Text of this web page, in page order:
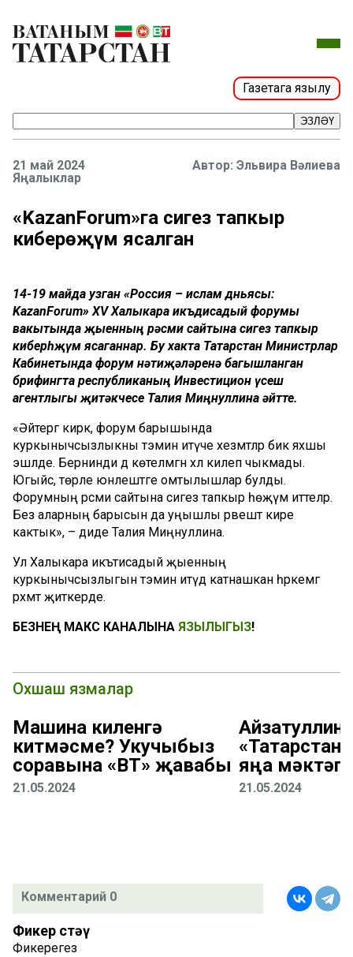
Газетага язылу
ЭЗЛӘҮ
21 май 2024
Яңалыклар
Эльвира Вәлиева
«KazanForum»га сигез тапкыр
киберһөҗүм ясалган
14-19 майда узган «Россия – ислам дөньясы:
KazanForum» XV Халыкара икъдисадый форумы
вакытында җыенның рәсми сайтына сигез тапкыр
киберһөҗүм ясаганнар. Бу хакта Татарстан Министрлар
Кабинетында форум нәтиҗәләренә багышланган
брифингта республиканың Инвестицион үсеш
агентлыгы җитәкчесе Талия Миңнуллина әйтте.
«Әйтергә кирәк, форум барышында
куркынычсызлыкны тәэмин итүче хезмәтләр бик яхшы
эшләде. Бернинди дә көтелмәгән хәл килеп чыкмады.
Югыйсә, төрле юнәлештәге омтылышлар булды.
Форумның рәсми сайтына сигез тапкыр һөҗүм иттеләр.
Без аларның барысын да уңышлы рәвештә кире
кактык», – диде Талия Миңнуллина.
Ул Халыкара икътисадый җыенның
куркынычсызлыгын тәэмин итүдә катнашкан һәркемгә
рәхмәт җиткерде.
БЕЗНЕҢ МАКС КАНАЛЫНА ЯЗЫЛЫГЫЗ!
Охшаш язмалар
Машина киленгә
китмәсме? Укучыбыз
соравына «ВТ» җавабы
21.05.2024
Айзатуллин:
яңа мәктәп
21.05.2024
Комментарий 0
Фикер өстәү
Фикерегез